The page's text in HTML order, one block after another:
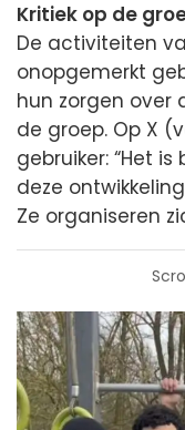
Kritiek op de
De activiteiten
onopgemerkt
hun zorgen over
de groep. Op X
gebruiker: “Het
deze
Ze organiseren